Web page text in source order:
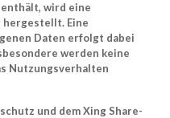
wird eine
hergestellt. Eine
Daten erfolgt dabei
werden keine
Nutzungsverhalten
und dem Xing Share-